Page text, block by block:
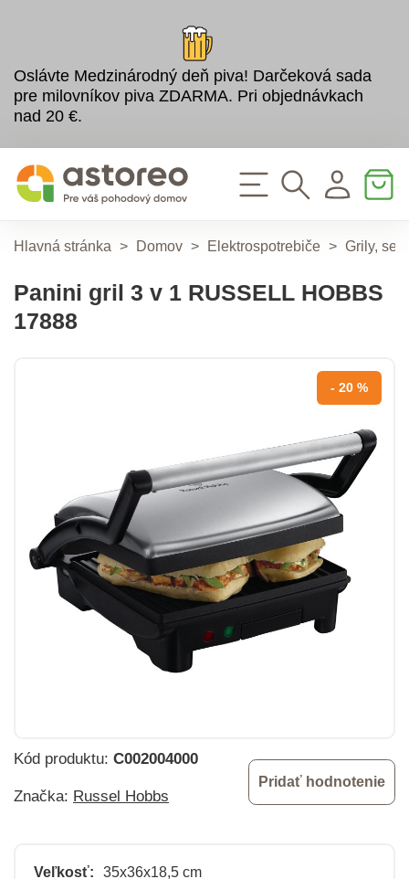
Oslávte Medzinárodný deň piva! Darčeková sada
pre milovníkov piva ZDARMA. Pri objednávkach
nad 20 €.
Hlavná stránka > Domov > Elektrospotrebiče > Grily,
Panini gril 3 v 1 RUSSELL HOBBS
17888
- 20 %
Kód produktu: C002004000
Značka: Russel Hobbs
Pridať hodnotenie
Veľkosť: 35x36x18,5 cm